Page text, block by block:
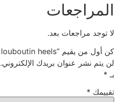
المراجعات
لا توجد مراجعات بعد.
كن أول من يقيم “Christian louboutin heels”
لن يتم نشر عنوان بريدك الإلكتروني.
بـ *
تقييمك *